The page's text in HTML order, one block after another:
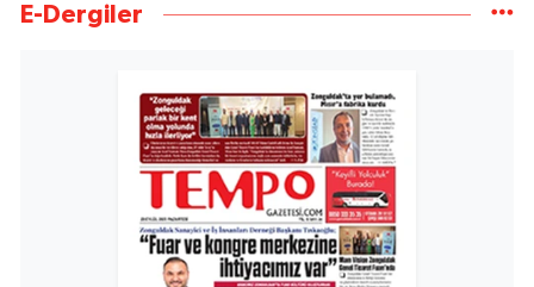
E-Dergiler